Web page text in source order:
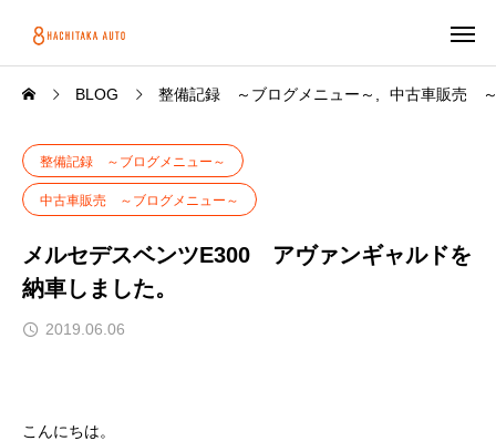
BLOG 整備記録 ～ブログメニュー～ 中古車販売
整備記録 ～ブログメニュー～
中古車販売 ～ブログメニュー～
メルセデスベンツE300 アヴァンギャルドを
納車しました。
2019.06.06
こんにちは。